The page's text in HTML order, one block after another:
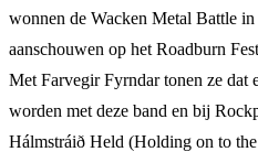
wonnen de Wacken Metal Battle
aanschouwen op het Roadburn
Met Farvegir Fyrndar tonen ze dat
worden met deze band en bij
Hálmstráið Held (Holding on to